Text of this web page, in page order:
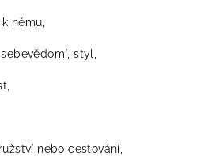
němu,
styl,
nebo cestování,